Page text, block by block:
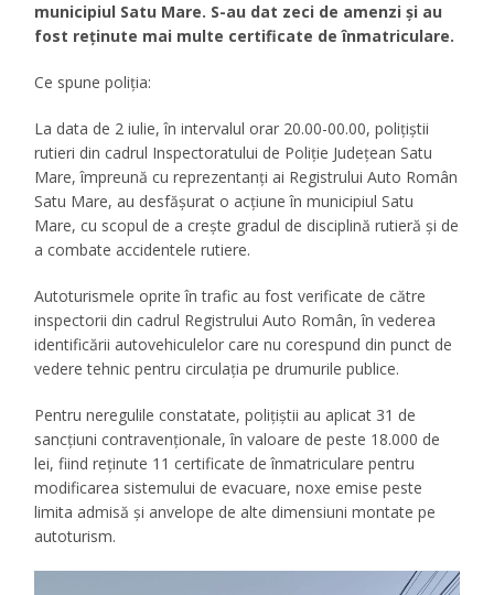
municipiul Satu Mare. S-au dat zeci de amenzi și au
fost reținute mai multe certificate de înmatriculare.
Ce spune poliția:
La data de 2 iulie, în intervalul orar 20.00-00.00, polițiștii
rutieri din cadrul Inspectoratului de Poliție Județean Satu
Mare, împreună cu reprezentanți ai Registrului Auto Român
Satu Mare, au desfășurat o acțiune în municipiul Satu
Mare, cu scopul de a crește gradul de disciplină rutieră și de
a combate accidentele rutiere.
Autoturismele oprite în trafic au fost verificate de către
inspectorii din cadrul Registrului Auto Român, în vederea
identificării autovehiculelor care nu corespund din punct de
vedere tehnic pentru circulația pe drumurile publice.
Pentru neregulile constatate, polițiștii au aplicat 31 de
sancțiuni contravenționale, în valoare de peste 18.000 de
lei, fiind reținute 11 certificate de înmatriculare pentru
modificarea sistemului de evacuare, noxe emise peste
limita admisă și anvelope de alte dimensiuni montate pe
autoturism.